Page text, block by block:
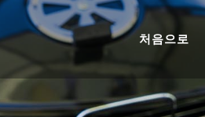
처음으로